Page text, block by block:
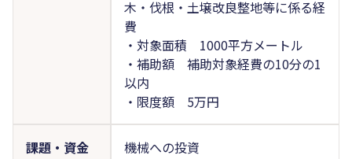
木・伐根・土壌改良整地等に係る経
費
・対象面積 1000平方メートル
・補助額 補助対象経費の10分の1
以内
・限度額 5万円
課題・資金
機械への投資